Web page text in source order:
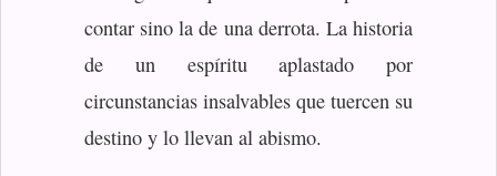
contar sino la de una derrota. La historia
de un espíritu aplastado por
circunstancias insalvables que tuercen su
destino y lo llevan al abismo.